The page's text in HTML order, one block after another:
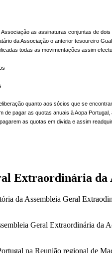
as assinaturas conjuntas de
da Associação o anterior tesoureiro
todas as movimentações assim
quanto aos sócios que se
de pagar as quotas anuais à Aopa
as quotas em divida e assim
Extraordinária da
da Assembleia Geral
Geral Extraordinária da
na Reunião regional de